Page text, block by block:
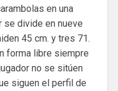
en una
se divide en nueve
45 cm. y tres 71.
forma libre siempre
no se sitúen
siguen el perfil de